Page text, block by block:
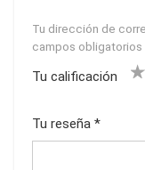
Tu dirección de
campos
Tu calificación
Tu reseña *